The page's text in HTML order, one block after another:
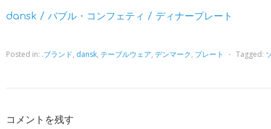
dansk / バブル・コンフェティ / ディナープレート
Posted in: .ブランド, dansk, テーブルウェア, デンマーク, プレート ⋅ Tagged:
コメントを残す